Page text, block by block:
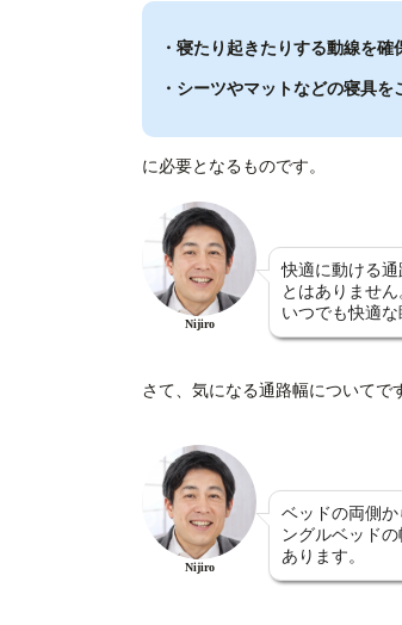
・寝たり起きたりする動線を確
・シーツやマットなどの寝具
に必要となるものです。
Nijiro
快適に動ける
とはありません
いつでも快適
さて、気になる通路幅についてで
Nijiro
ベッドの両側か
ングルベッド
あります。